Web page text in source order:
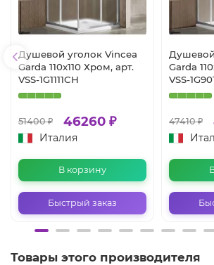
Душевой уголок Vincea
Garda 110x110 Хром, арт.
VSS-1G1111CH
51400 ₽ 46260 ₽
Италия
В корзину
Быстрый заказ
Garda
VSS-
47410 ₽
Товары этого производителя